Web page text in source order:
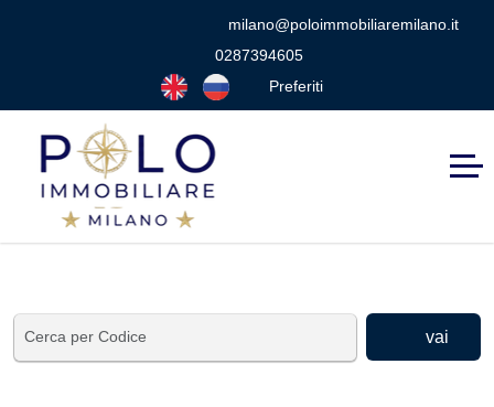
milano@poloimmobiliaremilano.it
0287394605
Preferiti
vai